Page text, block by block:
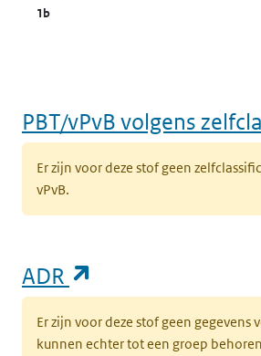
1b
PBT/vPvB volgens
Er zijn voor deze stof geen
vPvB.
ADR
Er zijn voor deze stof geen gegevens
kunnen echter tot een groep